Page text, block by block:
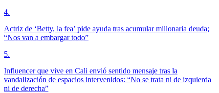
4.
Actriz de ‘Betty, la fea’ pide ayuda tras acumular millonaria deuda;
“Nos van a embargar todo”
5.
Influencer que vive en Cali envió sentido mensaje tras la
vandalización de espacios intervenidos: “No se trata ni de izquierda
ni de derecha”